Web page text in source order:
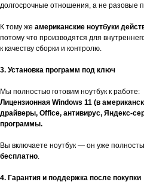
долгосрочные отношения, а не разовые
К тому же американские ноутбуки
потому что производятся для
к качеству сборки и контролю.
3. Установка программ под ключ
Мы полностью готовим ноутбук к работе:
Лицензионная Windows 11 (в
драйверы, Office, антивирус, Яндекс-
программы.
Вы включаете ноутбук — он уже
бесплатно.
4. Гарантия и поддержка после покупки